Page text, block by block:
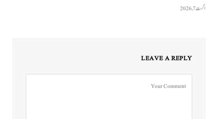
اگست 7, 2026
LEAVE A REPLY